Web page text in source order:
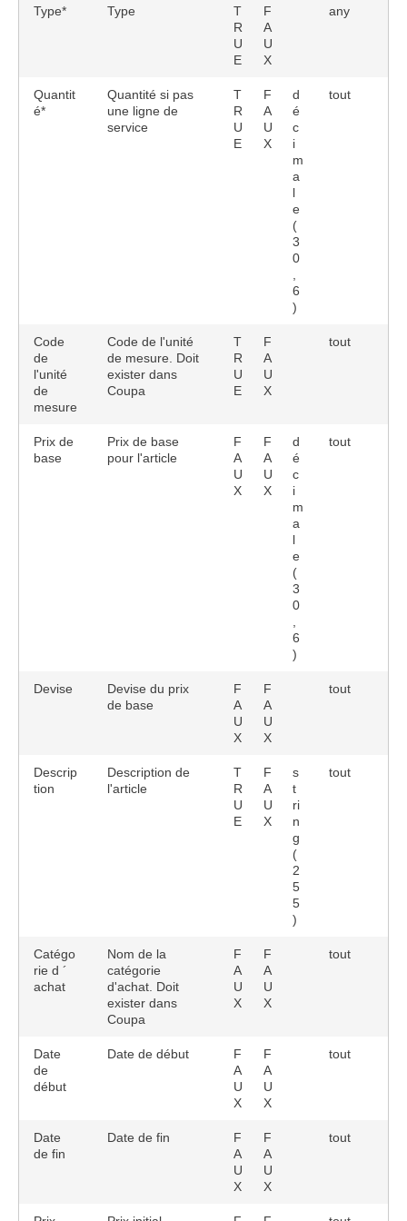
Type* Type
T
R
U
E
F
A
U
X
any
Quantit
é*
Quantité si pas
une ligne de
service
T
R
U
E
F
A
U
X
d
é
c
i
m
a
l
e
(
3
0
6
)
tout
Code
de
l'unité
de
mesure
Code de l'unité
de mesure. Doit
exister dans
Coupa
T
R
U
E
F
A
U
X
tout
Prix de
base
Prix de base
pour l'article
F
A
U
X
F
A
U
X
d
é
c
i
m
a
l
e
(
3
0
6
)
tout
Devise
Devise du prix
de base
F
A
U
X
F
A
U
X
tout
Descrip
tion
Description de
l'article
T
R
U
E
F
A
U
X
s
t
ri
n
g
(
2
5
5
)
tout
Catégo
rie d ´
achat
Nom de la
catégorie
d'achat. Doit
exister dans
Coupa
F
A
U
X
F
A
U
X
tout
Date
de
début
Date de début
F
A
U
X
F
A
U
X
tout
Date
de fin
Date de fin
F
A
U
X
F
A
U
X
tout